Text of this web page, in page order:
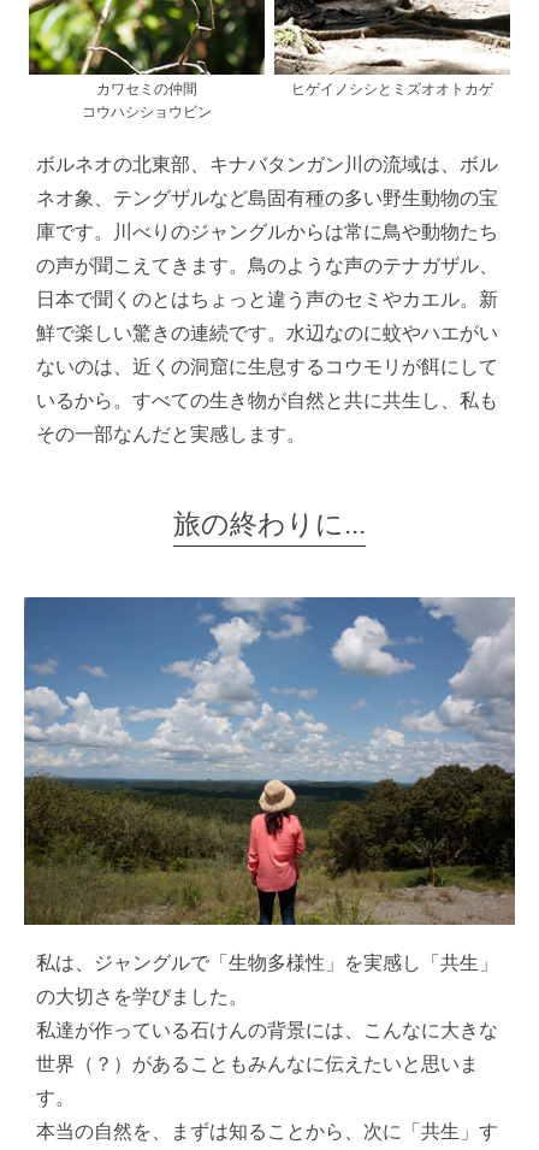
カワセミの仲間
コウハシショウビン
ヒゲイノシシとミズオオトカゲ
ボルネオの北東部、キナバタンガン川の流域は、ボル
ネオ象、テングザルなど島固有種の多い野生動物の宝
庫です。川べりのジャングルからは常に鳥や動物たち
の声が聞こえてきます。鳥のような声のテナガザル、
日本で聞くのとはちょっと違う声のセミやカエル。新
鮮で楽しい驚きの連続です。水辺なのに蚊やハエがい
ないのは、近くの洞窟に生息するコウモリが餌にして
いるから。すべての生き物が自然と共に共生し、私も
その一部なんだと実感します。
旅の終わりに...
私は、ジャングルで「生物多様性」を実感し「共生」
の大切さを学びました。
私達が作っている石けんの背景には、こんなに大きな
世界（？）があることもみんなに伝えたいと思いま
す。
本当の自然を、まずは知ることから、次に「共生」す